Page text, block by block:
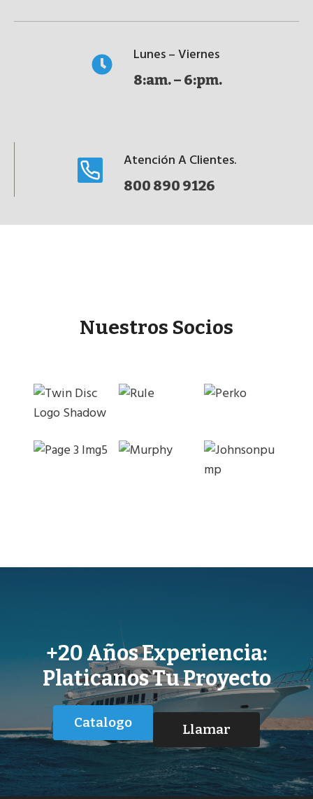
Lunes – Viernes
8:am. – 6:pm.
Atención A Clientes.
800 890 9126
Nuestros Socios
+20 Años Experiencia:
Platicanos Tu Proyecto
Catalogo Llamar